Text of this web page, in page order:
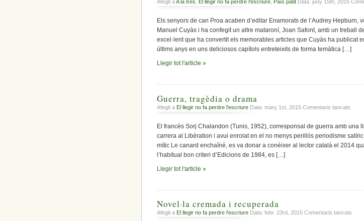
Afegit aA la tres El llegir no fa perdre l'escriure País patit Data: juny 15th, 2015
Els senyors de can Proa acaben d’editar Enamorats de l’Audrey Hepburn,
Manuel Cuyàs i ha confegit un altre mataroní, Joan Safont, amb un treball
excel·lent que ha convertit els memorables articles que Cuyàs ha publicat
últims anys en uns deliciosos capítols entreteixits de forma temàtica […]
Llegir tot l'article »
Guerra, tragèdia o drama
Afegit a El llegir no fa perdre l'escriure Data: març 1st, 2015 Comentaris tancats
El francès Sorj Chalandon (Tunis, 1952), corresponsal de guerra amb una
carrera al Libération i avui enrolat en el no menys perillós periodisme satíric
mític Le canard enchaîné, es va donar a conèixer al lector català el 2014
l’habitual bon criteri d’Edicions de 1984, es […]
Llegir tot l'article »
Novel·la cremada i recuperada
Afegit a El llegir no fa perdre l'escriure Data: febr. 23rd, 2015 Comentaris tancats